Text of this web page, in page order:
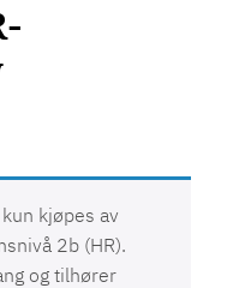
kjøpes av
2b (HR).
og tilhører